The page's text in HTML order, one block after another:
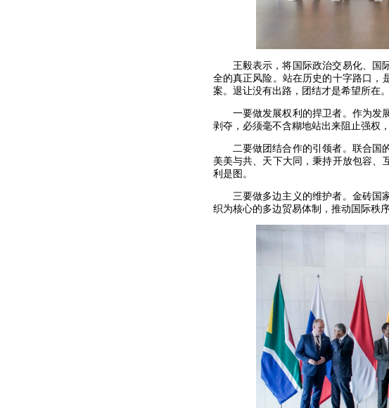
王毅表示，将国际政治交易化、国
全的真正风险。站在历史的十字路口，
案。退让没有出路，团结才是希望所在。
一要做发展权利的捍卫者。作为发
剥夺，必须毫不含糊地站出来阻止强权
二要做团结合作的引领者。联合国
美美与共、天下大同，秉持开放包容、
利是图。
三要做多边主义的维护者。金砖国
织为核心的多边贸易体制，推动国际秩